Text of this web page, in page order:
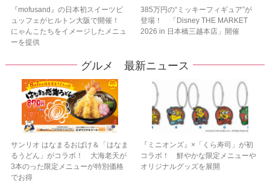
『mofusand』の日本初スイーツビ
ュッフェがヒルトン大阪で開催！
にゃんこたちをイメージしたメニュ
ーを提供
385万円の“ミッキーフィギュア”が
登場！ 「Disney THE MARKET
2026 in 日本橋三越本店」開催
グルメ 最新ニュース
サンリオ はなまるおばけ＆「はなま
るうどん」がコラボ！ 大海老天が
3本のった限定メニューが特別価格
でお得
『ミニオンズ』×「くら寿司」が初
コラボ！ 鮮やかな限定メニューや
オリジナルグッズを展開